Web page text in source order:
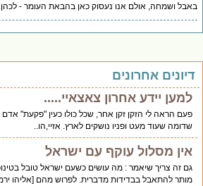
ושמחה, אולם אנו נעסוק כאן בהבאת העומר - לכהן.
אחרונים
למען יידע אחרון צאצאיי.....
פעם הראה לי הזקן זקן אחר, שכל כולו כעין "פקעת" אדם .
שדומה שעוד מעט ופניו נושקים לארץ. אזיי,הו..
אין מסלול עוקף עם ישראל
גם זה צריך שיאמר : מה עושים כשעם ישראל טובל בטינופת
מותר להתאבל בבדידות מדברית. לפרוש מהם [אליהו ירמיה